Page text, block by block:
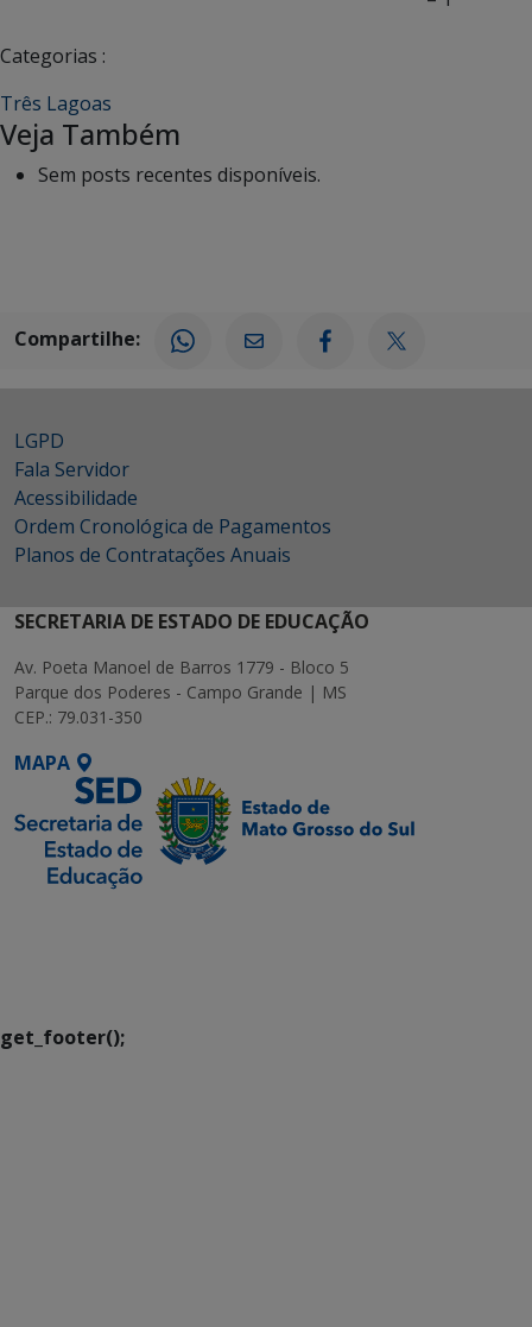
Categorias :
Três Lagoas
Veja Também
Sem posts recentes disponíveis.
Compartilhe:
LGPD
Fala Servidor
Acessibilidade
Ordem Cronológica de Pagamentos
Planos de Contratações Anuais
SECRETARIA DE ESTADO DE EDUCAÇÃO
Av. Poeta Manoel de Barros 1779 - Bloco 5
Parque dos Poderes - Campo Grande | MS
CEP.: 79.031-350
MAPA
get_footer();